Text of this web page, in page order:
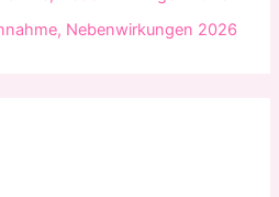
Nebenwirkungen 2026